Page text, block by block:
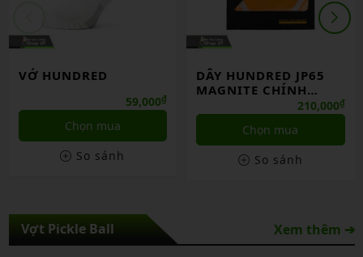
VỚ HUNDRED
59,000₫
Chọn mua
So sánh
DÂY HUNDRED JP65
MAGNITE CHÍNH
210,000₫
Chọn mua
So sánh
Vợt Pickle Ball Xem thêm ➔